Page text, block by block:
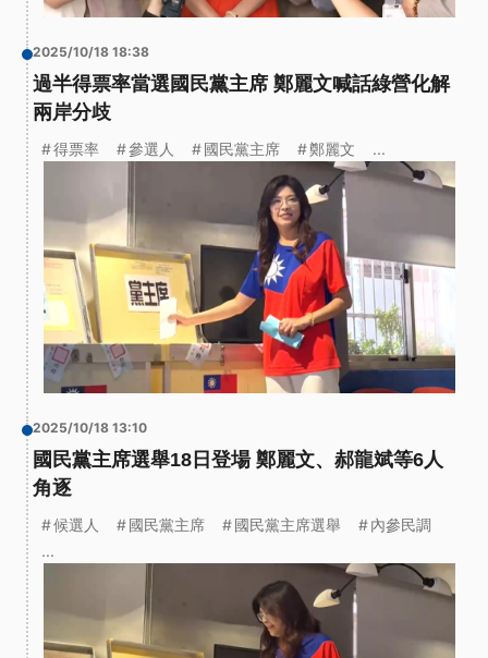
2025/10/18 18:38
過半得票率當選國民黨主席 鄭麗文喊話綠營化解
兩岸分歧
得票率 參選人 國民黨主席 鄭麗文 ...
2025/10/18 13:10
國民黨主席選舉18日登場 鄭麗文、郝龍斌等6人
角逐
候選人 國民黨主席 國民黨主席選舉
內參民調
...